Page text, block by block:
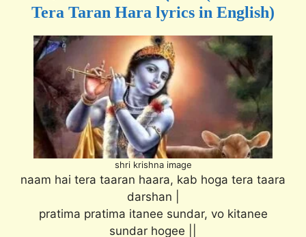
Tera Taran Hara lyrics in English)
shri krishna image
naam hai tera taaran haara, kab hoga tera taara
darshan |
pratima pratima itanee sundar, vo kitanee
sundar hogee ||